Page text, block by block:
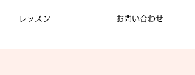
レッスン お問い合わせ